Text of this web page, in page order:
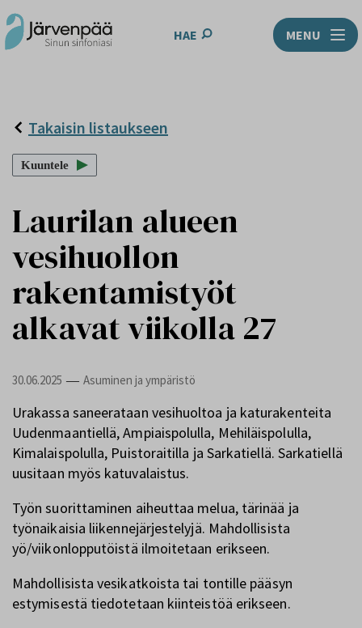
HAE MENU
Takaisin listaukseen
Kuuntele
Laurilan alueen
vesihuollon
rakentamistyöt
alkavat viikolla 27
30.06.2025 — Asuminen ja ympäristö
Urakassa saneerataan vesihuoltoa ja katurakenteita
Uudenmaantiellä, Ampiaispolulla, Mehiläispolulla,
Kimalaispolulla, Puistoraitilla ja Sarkatiellä. Sarkatiellä
uusitaan myös katuvalaistus.
Työn suorittaminen aiheuttaa melua, tärinää ja
työnaikaisia liikennejärjestelyjä. Mahdollisista
yö/viikonlopputöistä ilmoitetaan erikseen.
Mahdollisista vesikatkoista tai tontille pääsyn
estymisestä tiedotetaan kiinteistöä erikseen.